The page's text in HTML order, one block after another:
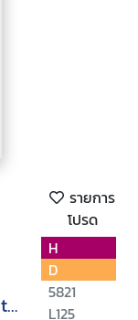
รายการ
โปรด
H
D
5821
L125